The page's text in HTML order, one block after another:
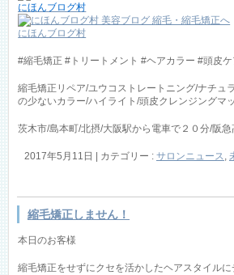
にほんブログ村
にほんブログ村
#縮毛矯正 #トリートメント #ヘアカラー #頭皮ケ
縮毛矯正リペア/ユウコストレートニング/ナチュ
の少ないカラー/ハイライト/頭皮クレンジングマ
茨木市/島本町/北摂/大阪駅から電車で２０分/阪
2017年5月11日 | カテゴリー : サロンニュース
縮毛矯正しません！
本日のお客様
縮毛矯正をせずにクセを活かしたヘアスタイルに